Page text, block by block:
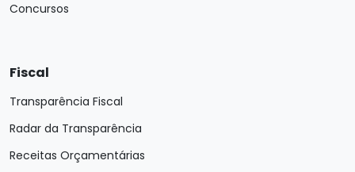
Concursos
Fiscal
Transparência Fiscal
Radar da Transparência
Receitas Orçamentárias